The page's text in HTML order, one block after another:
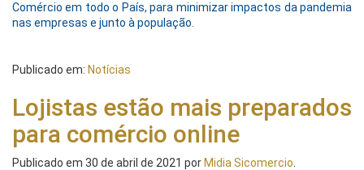
Comércio em todo o País, para minimizar impactos da pandemia
nas empresas e junto à população.
Publicado em: Notícias
Lojistas estão mais preparados
para comércio online
Publicado em 30 de abril de 2021 por Midia Sicomercio